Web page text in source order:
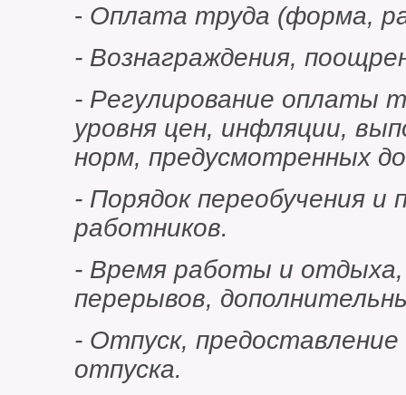
- Оплата труда (форма,
- Вознаграждения,
- Регулирование оплаты
уровня цен, инфляции,
норм, предусмотренных
- Порядок переобучения
работников.
- Время работы и
перерывов,
- Отпуск,
отпуска.